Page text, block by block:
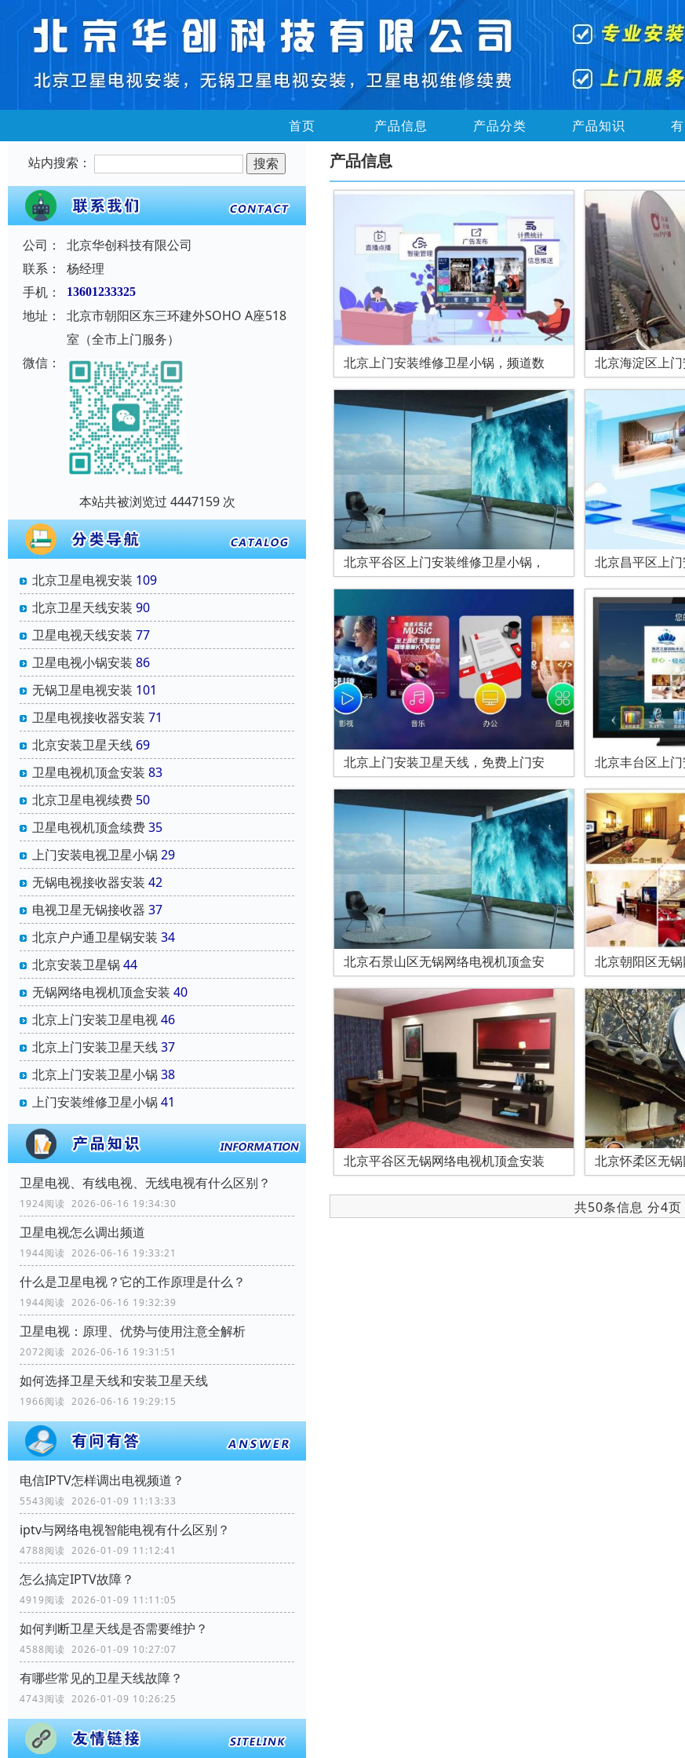
首页 产品信息 产品分类 产品知识
站内搜索：
公司：
北京华创科技有限公司
联系：
杨经理
手机：
13601233325
地址：
北京市朝阳区东三环建外SOHO A座518
室（全市上门服务）
微信：
本站共被浏览过 4447159 次
北京卫星电视安装 109
北京卫星天线安装 90
卫星电视天线安装 77
卫星电视小锅安装 86
无锅卫星电视安装 101
卫星电视接收器安装 71
北京安装卫星天线 69
卫星电视机顶盒安装 83
北京卫星电视续费 50
卫星电视机顶盒续费35
上门安装电视卫星小锅 29
无锅电视接收器安装 42
电视卫星无锅接收器 37
北京户户通卫星锅安装 34
北京安装卫星锅 44
无锅网络电视机顶盒安装 40
北京上门安装卫星电视46
北京上门安装卫星天线37
北京上门安装卫星小锅 38
上门安装维修卫星小锅 41
卫星电视、有线电视、无线电视有什么区别？
1924阅读 2026-06-16 19:34:30
卫星电视怎么调出频道
1944阅读 2026-06-16 19:33:21
什么是卫星电视？它的工作原理是什么？
1944阅读 2026-06-16 19:32:39
卫星电视：原理、优势与使用注意全解析
2072阅读 2026-06-16 19:31:51
如何选择卫星天线和安装卫星天线
1966阅读 2026-06-16 19:29:15
电信IPTV怎样调出电视频道？
5543阅读 2026-01-09 11:13:33
iptv与网络电视智能电视有什么区别？
4788阅读 2026-01-09 11:12:41
怎么搞定IPTV故障？
4919阅读 2026-01-09 11:11:05
如何判断卫星天线是否需要维护？
4588阅读 2026-01-09 10:27:07
有哪些常见的卫星天线故障？
4743阅读 2026-01-09 10:26:25
产品信息
北京上门安装维修卫星小锅，频道数 北京海淀区上
北京平谷区上门安装维修卫星小锅， 北京昌平区上
北京上门安装卫星天线，免费上门安 北京丰台区上
北京石景山区无锅网络电视机顶盒安 北京朝阳区无
北京平谷区无锅网络电视机顶盒安装 北京怀柔区无
共50条信息 分4